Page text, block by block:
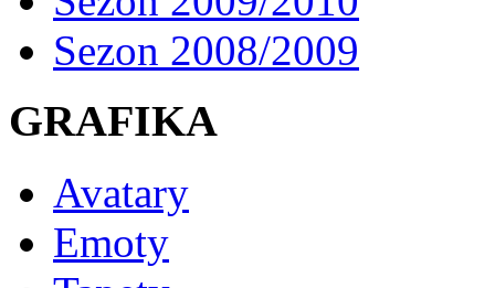
Sezon 2008/2009
GRAFIKA
Avatary
Emoty